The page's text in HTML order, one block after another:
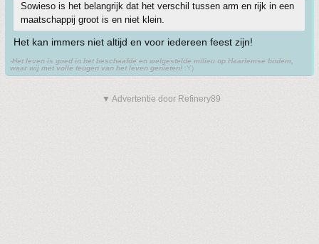
Sowieso is het belangrijk dat het verschil tussen arm en rijk in een
maatschappij groot is en niet klein.
Het kan immers niet altijd en voor iedereen feest zijn!
-Het leven is goed in het beschaafde en welgestelde milieu op Haarlemse bodem,
waar wij met volle teugen van het leven genieten! :Y)
▼ Advertentie door Refinery89